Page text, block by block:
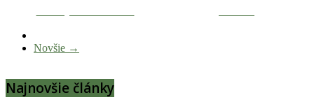
Novšie →
Najnovšie články